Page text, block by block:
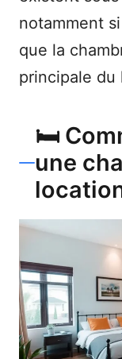
notamment
que la
principale du
🛏️
une